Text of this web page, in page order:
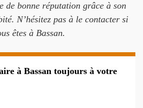
de bonne réputation grâce à son
N’hésitez pas à le contacter si
êtes à Bassan.
à Bassan toujours à votre